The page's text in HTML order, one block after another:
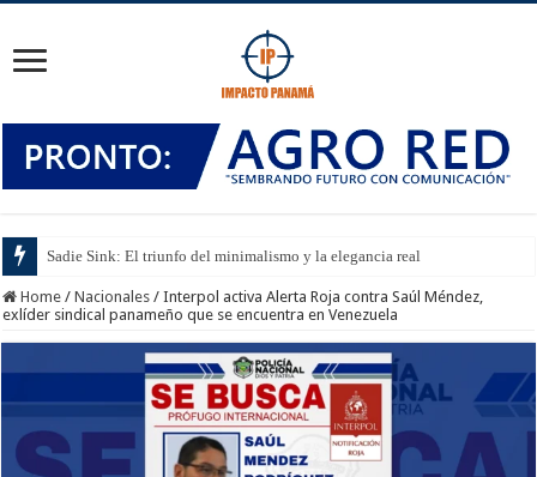
Sadie Sink: El triunfo del minimalismo y la elegancia real
Home / Nacionales / Interpol activa Alerta Roja contra Saúl Méndez,
exlíder sindical panameño que se encuentra en Venezuela